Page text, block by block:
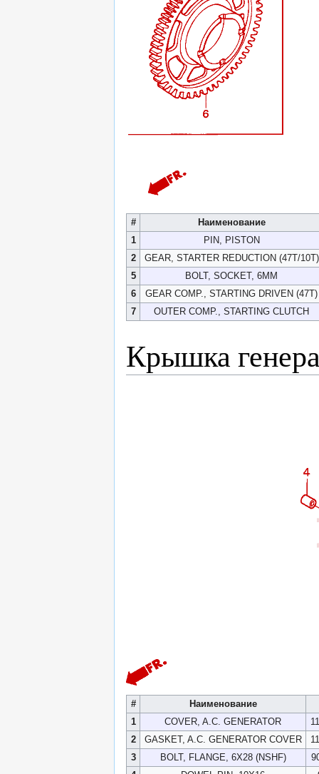
#
Наименование
1
PIN, PISTON
2
GEAR, STARTER REDUCTION (47T/10T)
5
BOLT, SOCKET, 6MM
6
GEAR COMP., STARTING DRIVEN (47T)
7
OUTER COMP., STARTING CLUTCH
Крышка
#
Наименование
1
COVER, A.C. GENERATOR
2
GASKET, A.C. GENERATOR COVER
3
BOLT, FLANGE, 6X28 (NSHF)